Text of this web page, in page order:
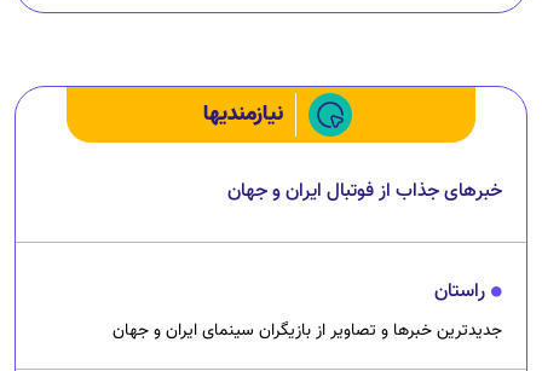
نیازمندیها
خبرهای جذاب از فوتبال ایران و جهان
راستان
جدیدترین خبرها و تصاویر از بازیگران سینمای ایران و جهان